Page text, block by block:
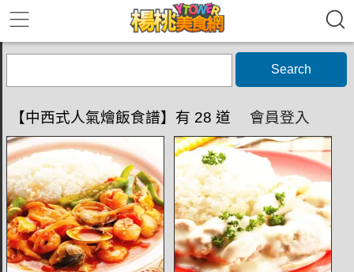
Search
【中西式人氣燴飯食譜】有 28 道 會員登入